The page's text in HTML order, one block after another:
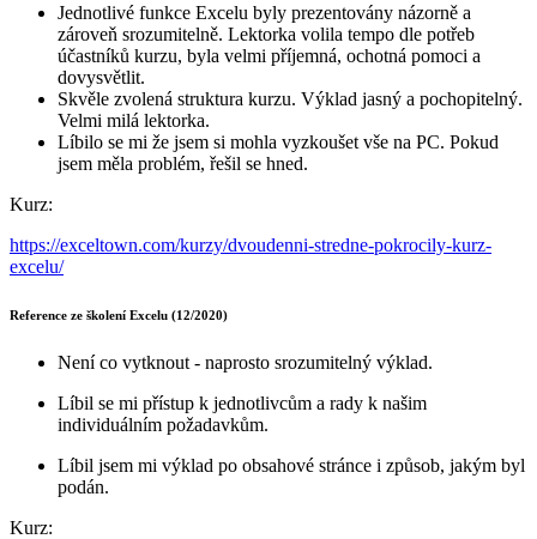
Jednotlivé funkce Excelu byly prezentovány názorně a
zároveň srozumitelně. Lektorka volila tempo dle potřeb
účastníků kurzu, byla velmi příjemná, ochotná pomoci a
dovysvětlit.
Skvěle zvolená struktura kurzu. Výklad jasný a pochopitelný.
Velmi milá lektorka.
Líbilo se mi že jsem si mohla vyzkoušet vše na PC. Pokud
jsem měla problém, řešil se hned.
Kurz:
https://exceltown.com/kurzy/dvoudenni-stredne-pokrocily-kurz-
excelu/
Reference ze školení Excelu (12/2020)
Není co vytknout - naprosto srozumitelný výklad.
Líbil se mi přístup k jednotlivcům a rady k našim
individuálním požadavkům.
Líbil jsem mi výklad po obsahové stránce i způsob, jakým byl
podán.
Kurz: